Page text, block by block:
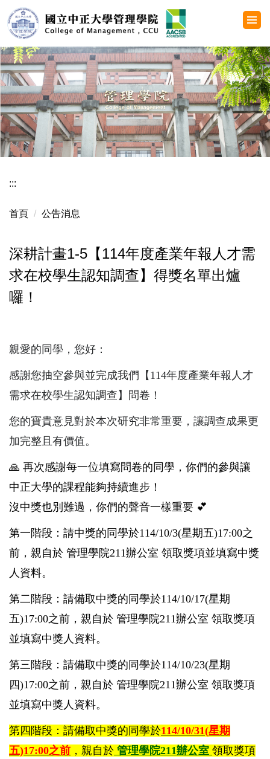
跳
到
主
要
內
容
區
:::
首頁 公告消息
深耕計畫1-5【114年度產業年報人才需
求在校學生認知調查】得獎名單出爐
囉！
親愛的同學，您好：
感謝您抽空參與並完成我們【114年度產業年報人才
需求在校學生認知調查】問卷！
您的寶貴意見對於本次研究非常重要，讓調查成果更
加完整且有價值。
🙏 再次感謝每一位填寫問卷的同學，你們的參與讓
中正大學的課程能夠持續進步！
沒中獎也別難過，你們的聲音一樣重要 💕
第一階段：請中獎的同學於114/10/3(星期五)17:00之
前，親自於 管理學院211辦公室 領取獎項並填寫中獎
人資料。
第二階段：請備取中獎的同學於114/10/17(星期
五)17:00之前，親自於 管理學院211辦公室 領取獎項
並填寫中獎人資料。
第三階段：請備取中獎的同學於114/10/23(星期
四)17:00之前，親自於 管理學院211辦公室 領取獎項
並填寫中獎人資料。
第四階段：請備取中獎的同學於114/10/31(星期
五)17:00之前 ，親自於 管理學院211辦公室 領取獎項